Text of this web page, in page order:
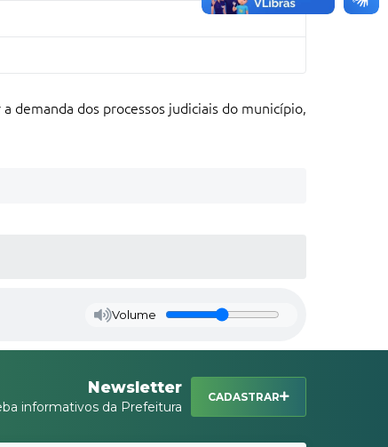
demanda dos processos judiciais do município,
Volume
Newsletter
informativos da Prefeitura
CADASTRAR